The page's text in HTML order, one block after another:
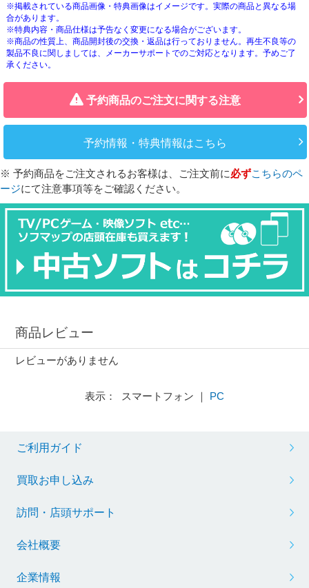
※掲載されている商品画像・特典画像はイメージです。実際の商品と異なる場
合があります。
※特典内容・商品仕様は予告なく変更になる場合がございます。
※商品の性質上、商品開封後の交換・返品は行っておりません。再生不良等の
製品不良に関しましては、メーカーサポートでのご対応となります。予めご了
承ください。
予約商品のご注文に関する注意
予約情報・特典情報はこちら
※ 予約商品をご注文されるお客様は、ご注文前に必ずこちらのペ
ージにて注意事項等をご確認ください。
商品レビュー
レビューがありません
表示： スマートフォン ｜ PC
ご利用ガイド
買取お申し込み
訪問・店頭サポート
会社概要
企業情報